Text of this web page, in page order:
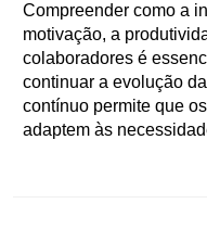
Compreender como a
motivação, a
colaboradores é
continuar a evolução
contínuo permite que
adaptem às